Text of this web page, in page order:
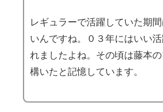
レギュラーで活躍していた期
いんですね。０３年にはいい活
れましたよね。その頃は藤本
構いたと記憶しています。